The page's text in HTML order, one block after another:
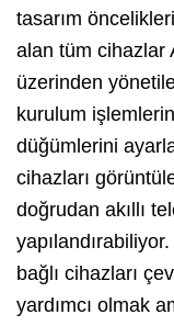
tasarım
alan tüm cihazlar
üzerinden
kurulum
düğümlerini
cihazları
doğrudan akıllı
bağlı cihazları
yardımcı olmak